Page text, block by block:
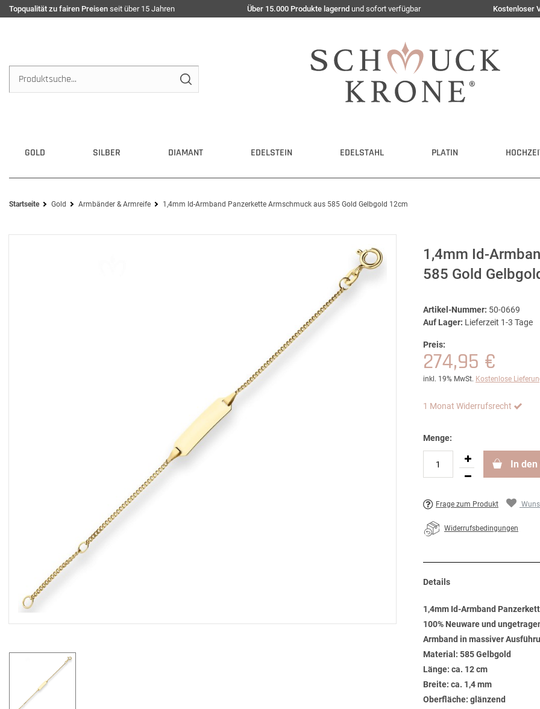
Topqualität zu fairen Preisen seit über 15 Jahren Über 15.000 Produkte lagernd und sofort verfügbar Kostenloser
GOLD SILBER DIAMANT EDELSTEIN EDELSTAHL PLATIN
Startseite Gold Armbänder & Armreife 1,4mm Id-Armband Panzerkette Armschmuck aus 585 Gold Gelbgold 12cm
1,4mm Id-
585 Gold
Artikel-Nummer: 50-0669
Auf Lager: Lieferzeit 1-3 Tage
Preis:
274,95 €
inkl. 19% MwSt. Kostenlose
1 Monat Widerrufsrecht
Menge:
In
Frage zum Produkt
Widerrufsbedingungen
Details
1,4mm Id-Armband
100% Neuware und
Armband in massiver
Material: 585 Gelbgold
Länge: ca. 12 cm
Breite: ca. 1,4 mm
Oberfläche: glänzend